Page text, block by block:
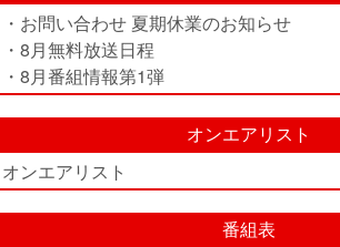
・お問い合わせ 夏期休業のお知らせ
・8月無料放送日程
・8月番組情報第1弾
オンエアリスト
オンエアリスト
番組表